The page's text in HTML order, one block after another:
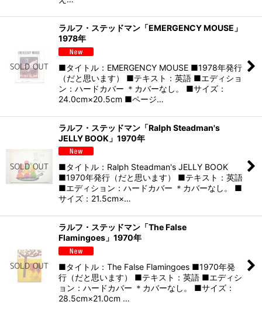
ラルフ・ステッドマン「EMERGENCY MOUSE」
1978年
■タイトル：EMERGENCY MOUSE ■1978年発行
（だと思います） ■テキスト：英語 ■エディショ
ン：ハードカバー ＊カバーなし。 ■サイズ：
24.0cm×20.5cm ■ページ…
ラルフ・ステッドマン「Ralph Steadman's
JELLY BOOK」1970年
■タイトル：Ralph Steadman's JELLY BOOK
■1970年発行（だと思います） ■テキスト：英語
■エディション：ハードカバー ＊カバーなし。 ■
サイズ：21.5cm×…
ラルフ・ステッドマン「The False
Flamingoes」1970年
■タイトル：The False Flamingoes ■1970年発
行（だと思います） ■テキスト：英語 ■エディシ
ョン：ハードカバー ＊カバーなし。 ■サイズ：
28.5cm×21.0cm …